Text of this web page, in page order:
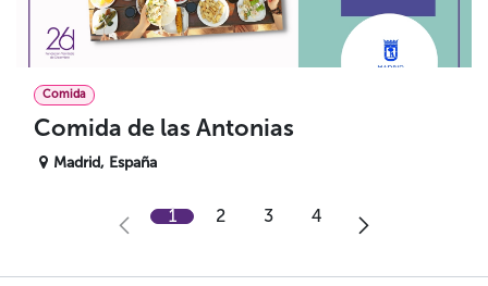
Comida
Comida de las Antonias
Madrid, España
1 2 3 4